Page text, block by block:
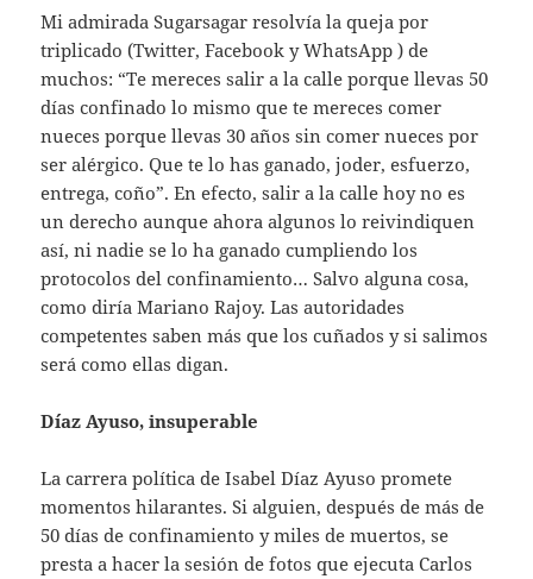
Mi admirada Sugarsagar resolvía la queja por
triplicado (Twitter, Facebook y WhatsApp ) de
muchos: “Te mereces salir a la calle porque llevas 50
días confinado lo mismo que te mereces comer
nueces porque llevas 30 años sin comer nueces por
ser alérgico. Que te lo has ganado, joder, esfuerzo,
entrega, coño”. En efecto, salir a la calle hoy no es
un derecho aunque ahora algunos lo reivindiquen
así, ni nadie se lo ha ganado cumpliendo los
protocolos del confinamiento… Salvo alguna cosa,
como diría Mariano Rajoy. Las autoridades
competentes saben más que los cuñados y si salimos
será como ellas digan.
Díaz Ayuso, insuperable
La carrera política de Isabel Díaz Ayuso promete
momentos hilarantes. Si alguien, después de más de
50 días de confinamiento y miles de muertos, se
presta a hacer la sesión de fotos que ejecuta Carlos